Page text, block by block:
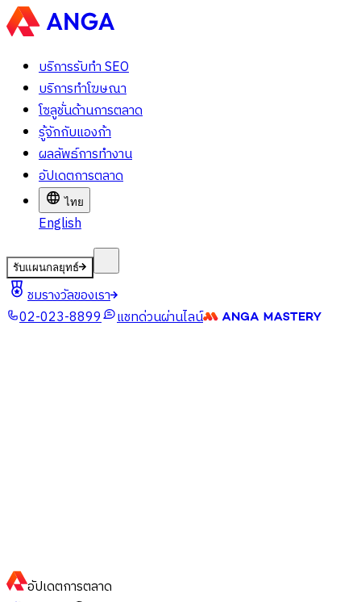
บริการรับทำ SEO
บริการทำโฆษณา
โซลูชั่นด้านการตลาด
รู้จักกับแองก้า
ผลลัพธ์การทำงาน
อัปเดตการตลาด
ไทย
English
รับแผนกลยุทธ์
ชมรางวัลของเรา
02-023-8899
แชทด่วนผ่านไลน์
อัปเดตการตลาด